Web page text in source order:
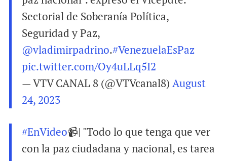
Sectorial de Soberanía Política,
Seguridad y Paz,
@vladimirpadrino.#VenezuelaEsPaz
pic.twitter.com/Oy4uLLq5I2
— VTV CANAL 8 (@VTVcanal8) August
24, 2023
#EnVideo📹| "Todo lo que tenga que ver
con la paz ciudadana y nacional, es tarea